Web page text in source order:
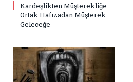
Kardeşlikten Müşterekliğe:
Ortak Hafızadan Müşterek
Geleceğe